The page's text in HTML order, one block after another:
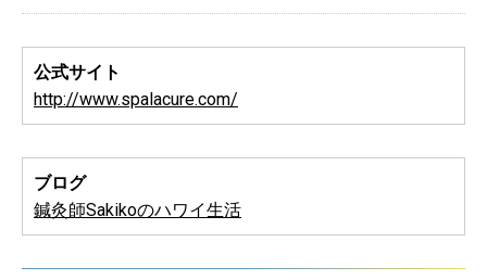
公式サイト
http://www.spalacure.com/
ブログ
鍼灸師Sakikoのハワイ生活